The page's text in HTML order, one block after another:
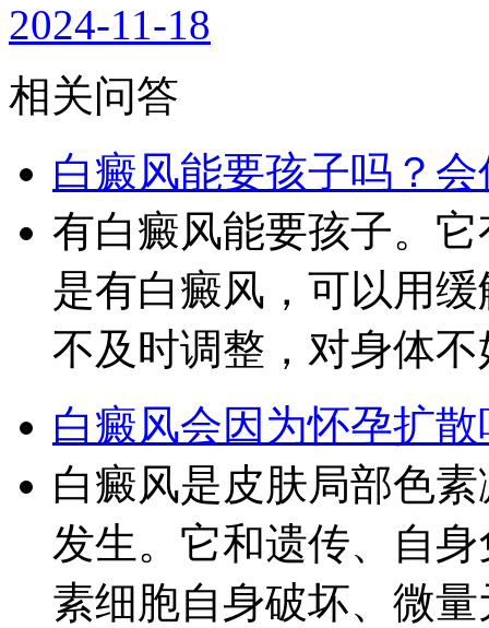
2024-11-18
相关问答
白癜风能要孩子吗？
有白癜风能要孩子。
是有白癜风，可以用
不及时调整，对身体
白癜风会因为怀孕扩散
白癜风是皮肤局部色
发生。它和遗传、自
素细胞自身破坏、微